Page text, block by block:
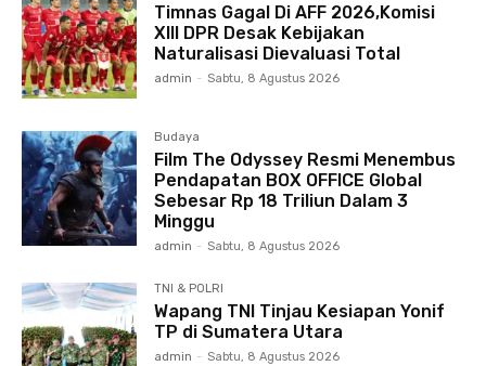
Timnas Gagal Di AFF 2026,Komisi
XIII DPR Desak Kebijakan
Naturalisasi Dievaluasi Total
admin - Sabtu, 8 Agustus 2026
Budaya
Film The Odyssey Resmi Menembus
Pendapatan BOX OFFICE Global
Sebesar Rp 18 Triliun Dalam 3
Minggu
admin - Sabtu, 8 Agustus 2026
TNI & POLRI
Wapang TNI Tinjau Kesiapan Yonif
TP di Sumatera Utara
admin - Sabtu, 8 Agustus 2026